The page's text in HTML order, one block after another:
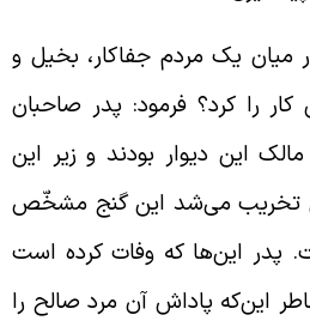
میان یک مردم جفاکار، بخیل و
را کرد؟ فرمود: پدر صاحبان
این دیوار بودند و زیر این
تخریب می‌شد این گنج مشخّص
این‌ها که وفات کرده است
این‌که پاداش آن مرد صالح را